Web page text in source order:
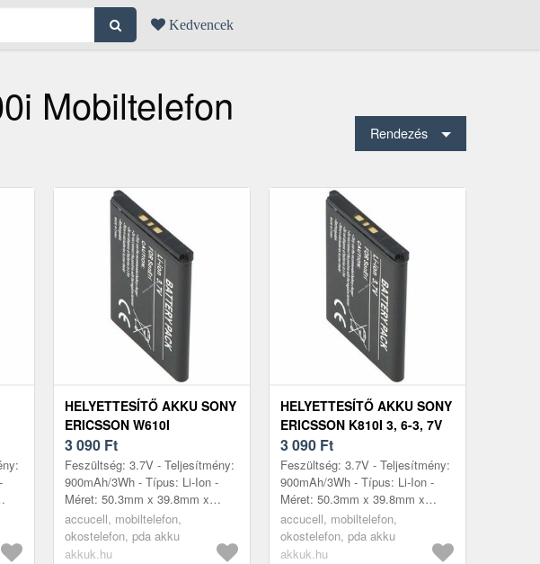
Kedvencek
Mobiltelefon
Rendezés
HELYETTESÍTŐ AKKU SONY
ERICSSON W610I
MOBILTELEFON 3, 7V
900MAH LI-ION
3 090 Ft
Feszültség: 3.7V - Teljesítmény:
900mAh/3Wh - Típus: Li-Ion -
Méret: 50.3mm x 39.8mm x
4.7mm - kompatibilis modellek:
W610i, Sony Ericsson K550i,
S...
accucell, mobiltelefon,
okostelefon, pda akku
akkuk.hu
HELYETTESÍTŐ AKKU SONY
ERICSSON K810I 3, 6-3, 7V
700-900MAH
MOBILTELEFON LI-ION
3 090 Ft
Feszültség: 3.7V - Teljesítmény:
900mAh/3Wh - Típus: Li-Ion -
Méret: 50.3mm x 39.8mm x
4.7mm - kompatibilis modellek:
K810i, Sony Ericsson K550i, S...
accucell, mobiltelefon,
okostelefon, pda akku
akkuk.hu